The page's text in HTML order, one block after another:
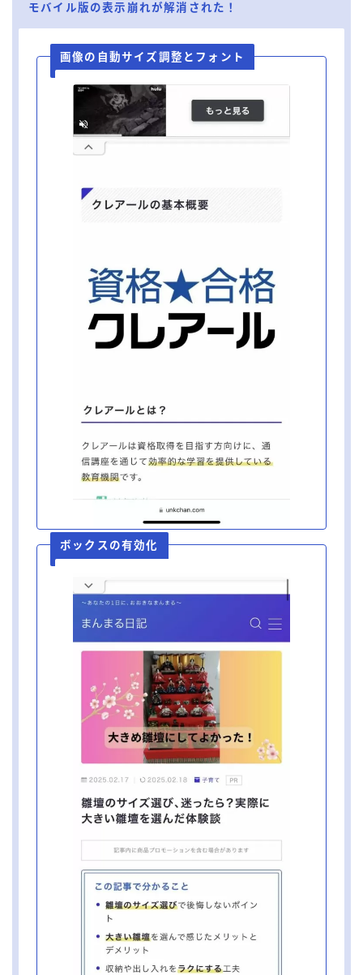
モバイル版の表示崩れが解消された！
画像の自動サイズ調整とフォント
ボックスの有効化